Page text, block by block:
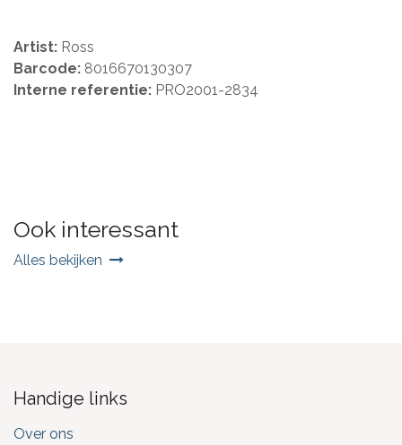
Artist: Ross
Barcode: 8016670130307
Interne referentie: PRO2001-2834
Ook interessant
Alles bekijken
Handige links
Over ons